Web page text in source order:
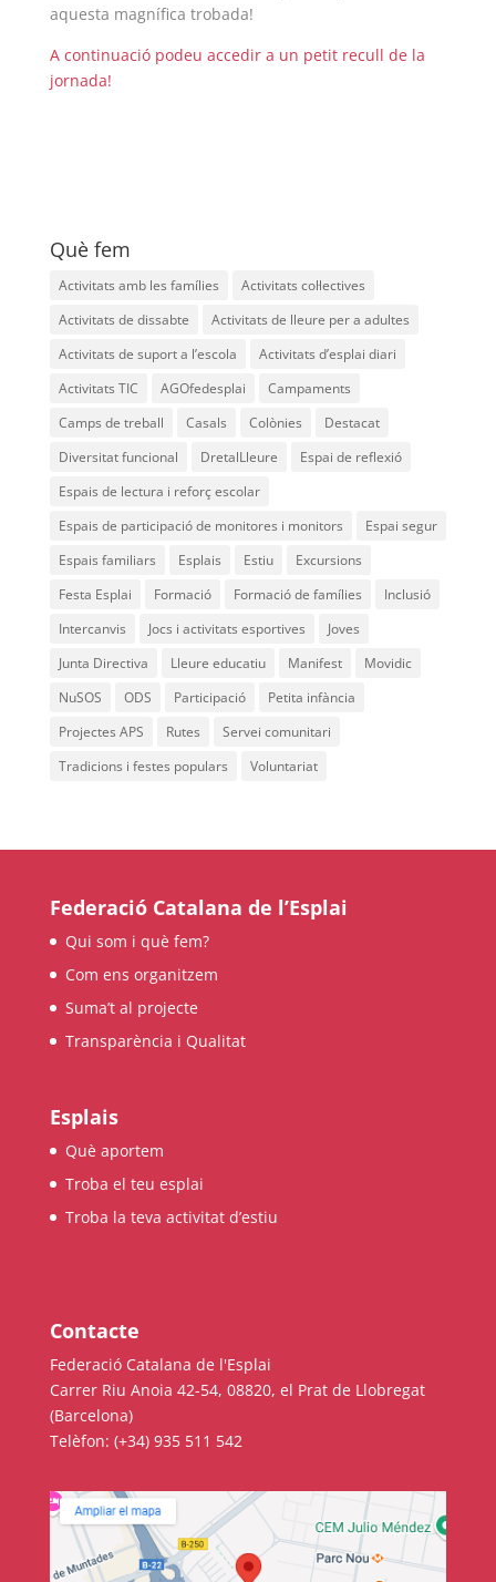
aquesta magnífica trobada!
A continuació podeu accedir a un petit recull de la
jornada!
Què fem
Activitats amb les famílies
Activitats col·lectives
Activitats de dissabte
Activitats de lleure per a adultes
Activitats de suport a l’escola
Activitats d’esplai diari
Activitats TIC
AGOfedesplai
Campaments
Camps de treball
Casals Colònies
Destacat
Diversitat funcional
DretalLleure
Espai de reflexió
Espais de lectura i reforç escolar
Espais de participació de monitores i monitors
Espai segur
Espais familiars
Esplais Estiu
Excursions
Festa Esplai
Formació Formació de famílies
Inclusió
Intercanvis
Jocs i activitats esportives
Joves
Junta Directiva
Lleure educatiu Manifest
Movidic
NuSOS
ODS Participació
Petita infància
Projectes APS
Rutes
Servei comunitari
Tradicions i festes populars
Voluntariat
Federació Catalana de l’Esplai
Qui som i què fem?
Com ens organitzem
Suma’t al projecte
Transparència i Qualitat
Esplais
Què aportem
Troba el teu esplai
Troba la teva activitat d’estiu
Contacte
Federació Catalana de l'Esplai
Carrer Riu Anoia 42-54, 08820, el Prat de Llobregat
(Barcelona)
Telèfon: (+34) 935 511 542